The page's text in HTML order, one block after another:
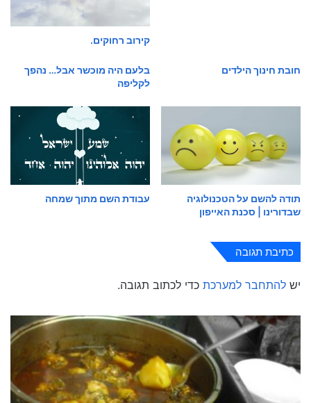
קירוב רחוקים.
חובת חינוך הילדים
בלעם היה מוכשר אבל… נהפך
לקליפה
תודה להשם על הטכנולוגיה
שבדורינו | סכנת האייפון
עבודת השם מתוך שמחה
כתיבת תגובה
יש להתחבר למערכת כדי לכתוב תגובה.